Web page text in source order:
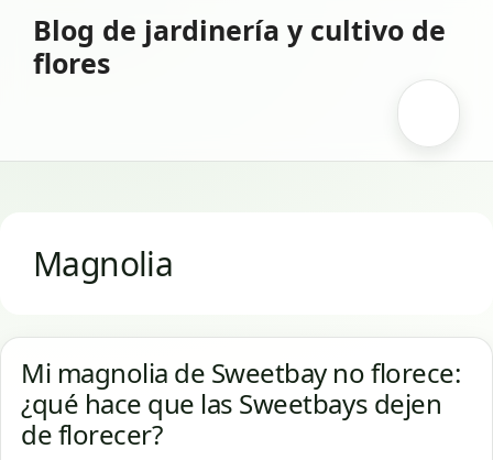
contenido
Blog de jardinería y cultivo de
flores
Magnolia
Mi magnolia de Sweetbay no florece:
¿qué hace que las Sweetbays dejen
de florecer?